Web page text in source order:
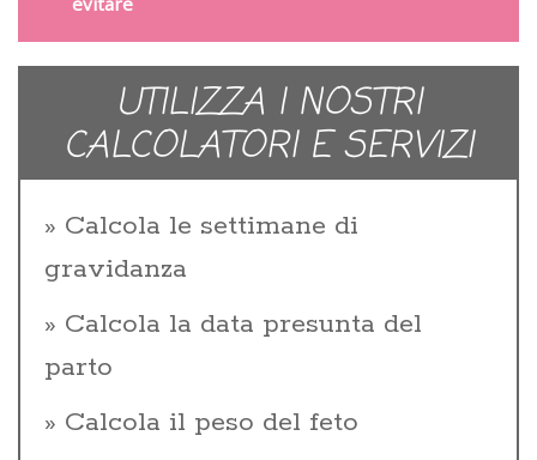
UTILIZZA I NOSTRI
CALCOLATORI E SERVIZI
Calcola le settimane di
gravidanza
Calcola la data presunta del
parto
Calcola il peso del feto